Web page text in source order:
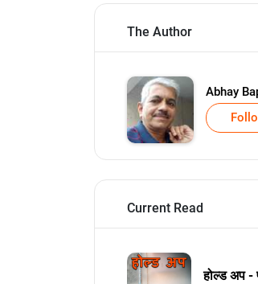
The Author
Abhay
Current Read
होल्ड अप